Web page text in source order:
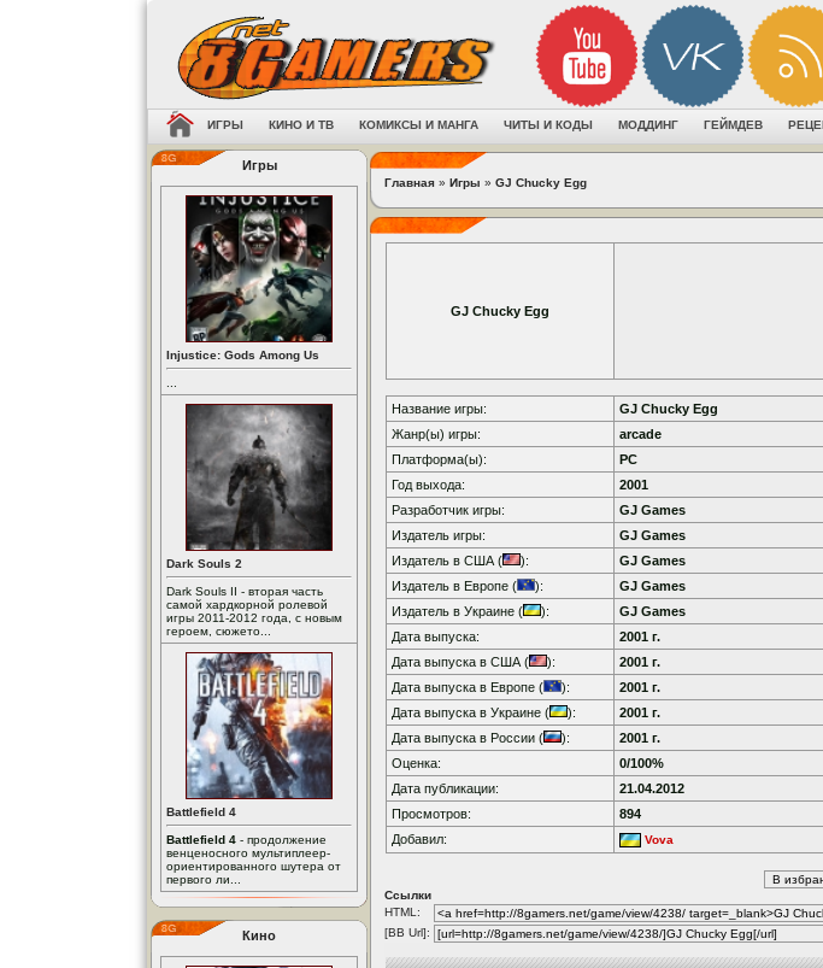
ИГРЫ КИНО И ТВ КОМИКСЫ И МАНГА ЧИТЫ И КОДЫ МОДДИНГ ГЕЙМДЕВ
Игры
Injustice: Gods Among Us
Dark Souls 2
Dark Souls II - вторая часть
самой хардкорной ролевой
игры 2011-2012 года, с новым
героем, сюжето...
Battlefield 4
Battlefield 4 - продолжение
венценосного мультиплеер-
ориентированного шутера от
первого ли...
Кино
Главная » Игры » GJ Chucky Egg
GJ Chucky Egg
Название игры:
GJ Chucky Egg
Жанр(ы) игры:
arcade
Платформа(ы):
PC
Год выхода:
2001
Разработчик игры:
GJ Games
Издатель игры:
GJ Games
Издатель в США (
):
GJ Games
Издатель в Европе (
):
GJ Games
Издатель в Украине (
):
GJ Games
Дата выпуска:
2001 г.
Дата выпуска в США (
):
2001 г.
Дата выпуска в Европе (
):
2001 г.
Дата выпуска в Украине (
):
2001 г.
Дата выпуска в России (
):
2001 г.
Оценка:
0/100%
Дата публикации:
21.04.2012
Просмотров:
894
Добавил:
Vova
Ссылки
HTML:
[BB Url]: